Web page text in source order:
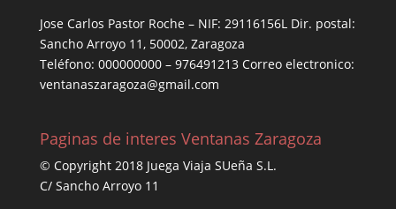
Jose Carlos Pastor Roche – NIF: 29116156L Dir. postal:
Sancho Arroyo 11, 50002, Zaragoza
Teléfono: 000000000 – 976491213 Correo electronico:
ventanaszaragoza@gmail.com
Paginas de interes Ventanas Zaragoza
© Copyright 2018 Juega Viaja SUeña S.L.
C/ Sancho Arroyo 11